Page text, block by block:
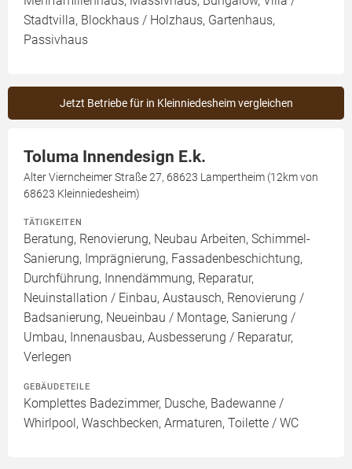
Stadtvilla, Blockhaus / Holzhaus, Gartenhaus,
Passivhaus
Jetzt Betriebe für in Kleinniedesheim vergleichen
Toluma Innendesign E.k.
Alter Vierncheimer Straße 27, 68623 Lampertheim (12km von
68623 Kleinniedesheim)
TÄTIGKEITEN
Beratung, Renovierung, Neubau Arbeiten, Schimmel-
Sanierung, Imprägnierung, Fassadenbeschichtung,
Durchführung, Innendämmung, Reparatur,
Neuinstallation / Einbau, Austausch, Renovierung /
Badsanierung, Neueinbau / Montage, Sanierung /
Umbau, Innenausbau, Ausbesserung / Reparatur,
Verlegen
GEBÄUDETEILE
Komplettes Badezimmer, Dusche, Badewanne /
Whirlpool, Waschbecken, Armaturen, Toilette / WC